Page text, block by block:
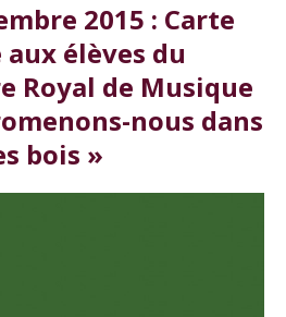
2015 : Carte
élèves du
Royal de Musique
nous dans
bois »